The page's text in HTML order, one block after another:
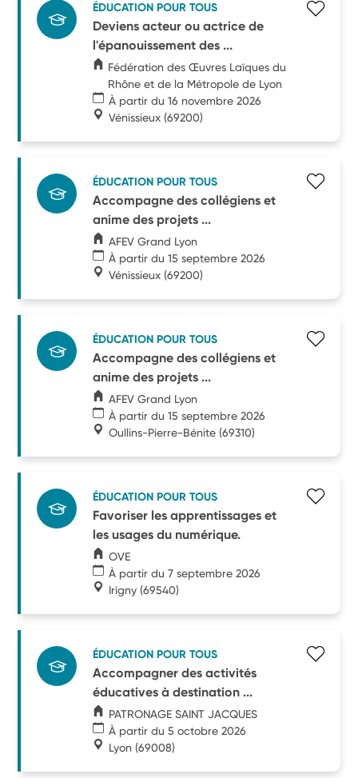
ÉDUCATION POUR TOUS
Deviens acteur ou actrice de
l'épanouissement des ...
Fédération des Œuvres Laïques du
Rhône et de la Métropole de Lyon
À partir du 16 novembre 2026
Vénissieux (69200)
ÉDUCATION POUR TOUS
Accompagne des collégiens et
anime des projets ...
AFEV Grand Lyon
À partir du 15 septembre 2026
Vénissieux (69200)
ÉDUCATION POUR TOUS
Accompagne des collégiens et
anime des projets ...
AFEV Grand Lyon
À partir du 15 septembre 2026
Oullins-Pierre-Bénite (69310)
ÉDUCATION POUR TOUS
Favoriser les apprentissages et
les usages du numérique.
OVE
À partir du 7 septembre 2026
Irigny (69540)
ÉDUCATION POUR TOUS
Accompagner des activités
éducatives à destination ...
PATRONAGE SAINT JACQUES
À partir du 5 octobre 2026
Lyon (69008)